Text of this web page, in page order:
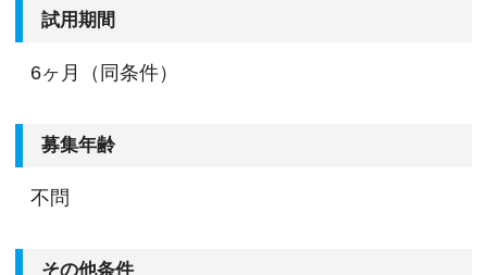
試用期間
6ヶ月（同条件）
募集年齢
不問
その他条件